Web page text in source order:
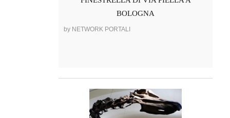
BOLOGNA
by NETWORK PORTALI